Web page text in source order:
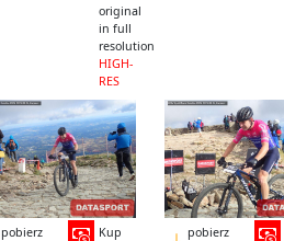
original
in full
resolution
HIGH-
RES
pobierz
Kup
pobierz